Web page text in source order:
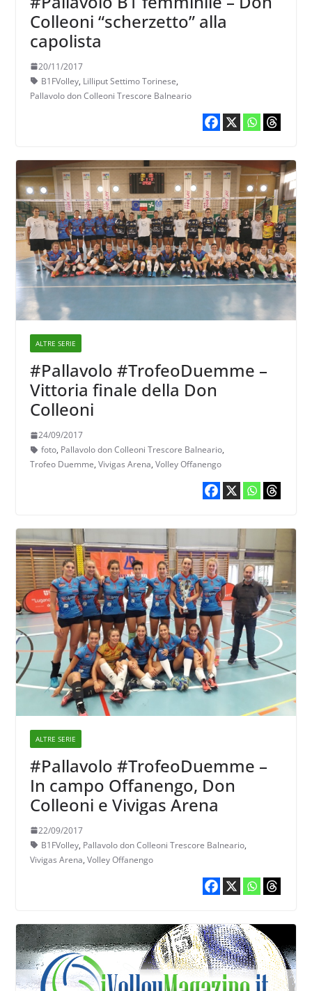
Colleoni “scherzetto” alla
capolista
20/11/2017
B1FVolley, Lilliput Settimo Torinese,
Pallavolo don Colleoni Trescore Balneario
ALTRE SERIE
#Pallavolo #TrofeoDuemme –
Vittoria finale della Don
Colleoni
24/09/2017
foto, Pallavolo don Colleoni Trescore Balneario,
Trofeo Duemme, Vivigas Arena, Volley Offanengo
ALTRE SERIE
#Pallavolo #TrofeoDuemme –
In campo Offanengo, Don
Colleoni e Vivigas Arena
22/09/2017
B1FVolley, Pallavolo don Colleoni Trescore Balneario,
Vivigas Arena, Volley Offanengo